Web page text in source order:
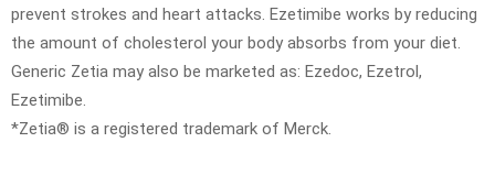
prevent strokes and heart attacks. Ezetimibe works by reducing
the amount of cholesterol your body absorbs from your diet.
Generic Zetia may also be marketed as: Ezedoc, Ezetrol,
Ezetimibe.
*Zetia® is a registered trademark of Merck.